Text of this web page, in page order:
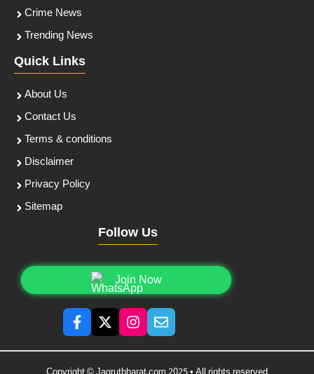
Crime News
Trending News
Quick Links
About Us
Contact Us
Terms & conditions
Disclaimer
Privacy Policy
Sitemap
Follow Us
Join Now